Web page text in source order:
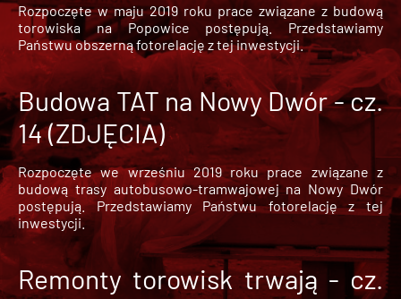
Rozpoczęte w maju 2019 roku prace związane z budową
torowiska na Popowice
postępują. Przedstawiamy
Państwu obszerną fotorelację z tej inwestycji.
Budowa TAT na Nowy Dwór - cz.
14 (ZDJĘCIA)
Rozpoczęte we wrześniu 2019 roku prace związane z
budową trasy autobusowo-tramwajowej na Nowy Dwór
postępują. Przedstawiamy Państwu fotorelację z tej
inwestycji.
Remonty torowisk trwają - cz.